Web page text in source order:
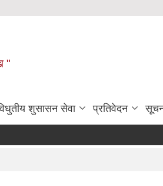
"
शुसासन सेवा प्रतिवेदन